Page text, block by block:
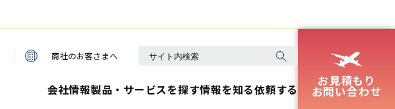
商社のお客さまへ
会社情報製品・サービスを探す情報を知る依頼する
お見積もり
お問い合わせ